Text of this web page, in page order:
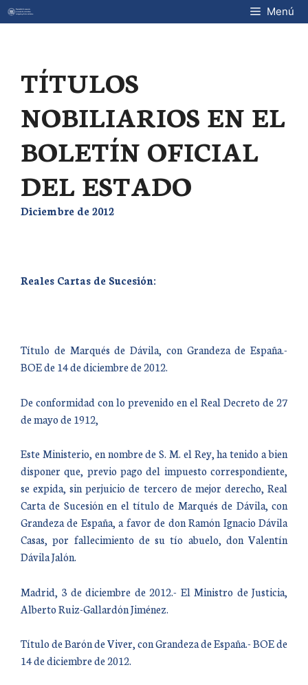
Saltar
al
Menú
TÍTULOS
NOBILIARIOS EN EL
BOLETÍN OFICIAL
DEL ESTADO
Diciembre de 2012
Reales Cartas de Sucesión:
Título de Marqués de Dávila, con Grandeza de España.-
BOE de 14 de diciembre de 2012.
De conformidad con lo prevenido en el Real Decreto de 27
de mayo de 1912,
Este Ministerio, en nombre de S. M. el Rey, ha tenido a bien
disponer que, previo pago del impuesto correspondiente,
se expida, sin perjuicio de tercero de mejor derecho, Real
Carta de Sucesión en el título de Marqués de Dávila, con
Grandeza de España, a favor de don Ramón Ignacio Dávila
Casas, por fallecimiento de su tío abuelo, don Valentín
Dávila Jalón.
Madrid, 3 de diciembre de 2012.- El Ministro de Justicia,
Alberto Ruiz-Gallardón Jiménez.
Título de Barón de Viver, con Grandeza de España.- BOE de
14 de diciembre de 2012.